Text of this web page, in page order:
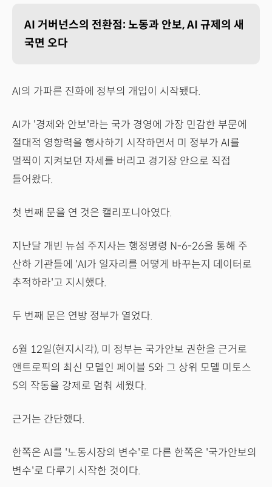
AI 거버넌스의 전환점: 노동과 안보, AI 규제의 새
국면 오다
AI의 가파른 진화에 정부의 개입이 시작됐다.
AI가 '경제와 안보'라는 국가 경영에 가장 민감한 부문에
절대적 영향력을 행사하기 시작하면서 미 정부가 AI를
멀찍이 지켜보던 자세를 버리고 경기장 안으로 직접
들어왔다.
첫 번째 문을 연 것은 캘리포니아였다.
지난달 개빈 뉴섬 주지사는 행정명령 N-6-26을 통해 주
산하 기관들에 'AI가 일자리를 어떻게 바꾸는지 데이터로
추적하라'고 지시했다.
두 번째 문은 연방 정부가 열었다.
6월 12일(현지시각), 미 정부는 국가안보 권한을 근거로
앤트로픽의 최신 모델인 페이블 5와 그 상위 모델 미토스
5의 작동을 강제로 멈춰 세웠다.
근거는 간단했다.
한쪽은 AI를 '노동시장의 변수'로 다른 한쪽은 '국가안보의
변수'로 다루기 시작한 것이다.